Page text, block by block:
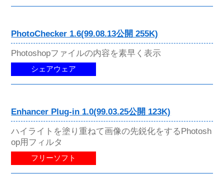
PhotoChecker 1.6(99.08.13公開 255K)
Photoshopファイルの内容を素早く表示
シェアウェア
Enhancer Plug-in 1.0(99.03.25公開 123K)
ハイライトを塗り重ねて画像の先鋭化をするPhotosh
op用フィルタ
フリーソフト